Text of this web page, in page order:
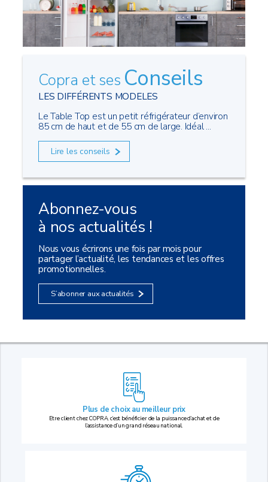
Copra et ses Conseils
LES DIFFÉRENTS MODELES
Le Table Top est un petit réfrigérateur d’environ
85 cm de haut et de 55 cm de large. Idéal ...
Lire les conseils
Abonnez-vous
à nos actualités !
Nous vous écrirons une fois par mois pour
partager l’actualité, les tendances et les offres
promotionnelles.
S’abonner aux actualités
Plus de choix au meilleur prix
Etre client chez COPRA, c’est bénéficier de la puissance d’achat et de
l’assistance d’un grand réseau national.